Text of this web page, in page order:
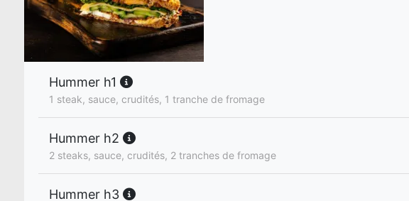
Hummer h1
1 steak, sauce, crudités, 1 tranche de fromage
Hummer h2
2 steaks, sauce, crudités, 2 tranches de fromage
Hummer h3